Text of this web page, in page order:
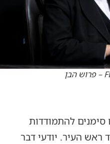
סימנים להתמודדות
העיר. יודעי דבר